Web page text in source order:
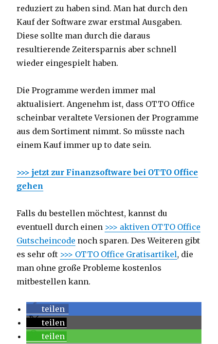
reduziert zu haben sind. Man hat durch den
Kauf der Software zwar erstmal Ausgaben.
Diese sollte man durch die daraus
resultierende Zeitersparnis aber schnell
wieder eingespielt haben.
Die Programme werden immer mal
aktualisiert. Angenehm ist, dass OTTO Office
scheinbar veraltete Versionen der Programme
aus dem Sortiment nimmt. So müsste nach
einem Kauf immer up to date sein.
>>> jetzt zur Finanzsoftware bei OTTO Office
gehen
Falls du bestellen möchtest, kannst du
eventuell durch einen >>> aktiven OTTO Office
Gutscheincode noch sparen. Des Weiteren gibt
es sehr oft >>> OTTO Office Gratisartikel, die
man ohne große Probleme kostenlos
mitbestellen kann.
teilen
teilen
teilen